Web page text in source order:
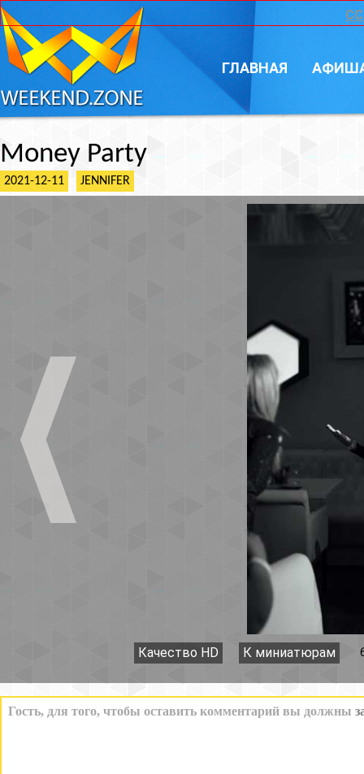
ГЛАВНАЯ
Money Party
2021-12-11 JENNIFER
Качество HD К миниатюрам